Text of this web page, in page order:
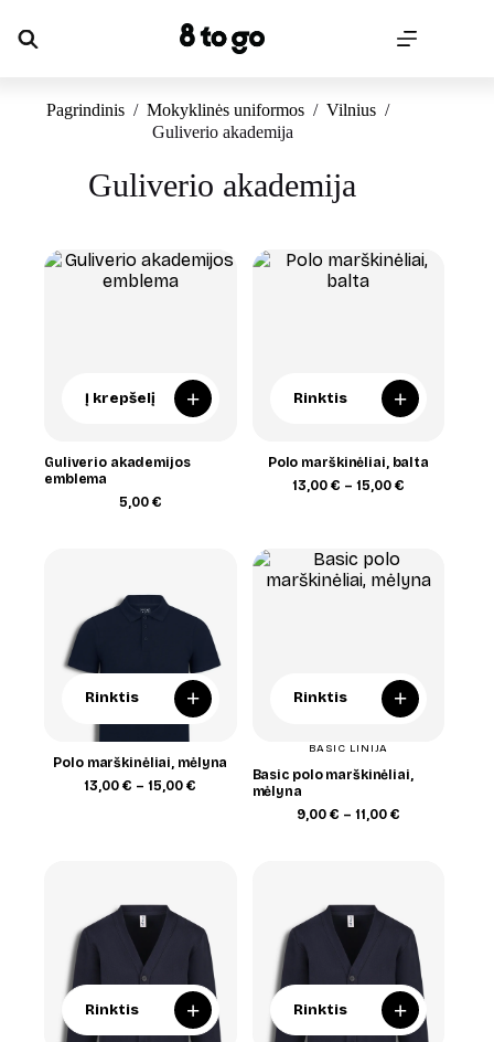
content
Pagrindinis / Mokyklinės uniformos / Vilnius /
Guliverio akademija
Guliverio akademija
Į krepšelį +
Guliverio akademijos
emblema
5,00 €
Rinktis +
Polo marškinėliai, balta
13,00 € – 15,00 €Price
Rinktis +
Polo marškinėliai, mėlyna
13,00€ – 15,00€
Rinktis +
BASIC LINIJA
Basic polo marškinėliai,
mėlyna
9,00 € – 11,00 €Price
Rinktis + Rinktis +